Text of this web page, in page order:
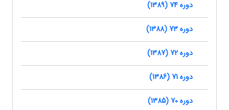
دوره 74 (1389)
دوره 73 (1388)
دوره 72 (1387)
دوره 71 (1386)
دوره 70 (1385)